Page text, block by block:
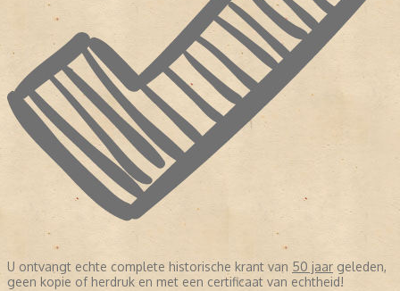
U ontvangt echte complete historische krant van 50 jaar geleden,
geen kopie of herdruk en met een certificaat van echtheid!